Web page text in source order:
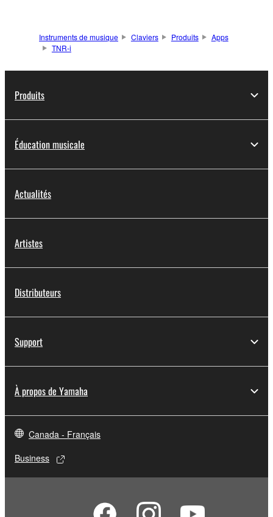
Instruments de musique Claviers Produits
Apps
TNR-i
Produits
Éducation musicale
Actualités
Artistes
Distributeurs
Support
À propos de Yamaha
Canada - Français
Business